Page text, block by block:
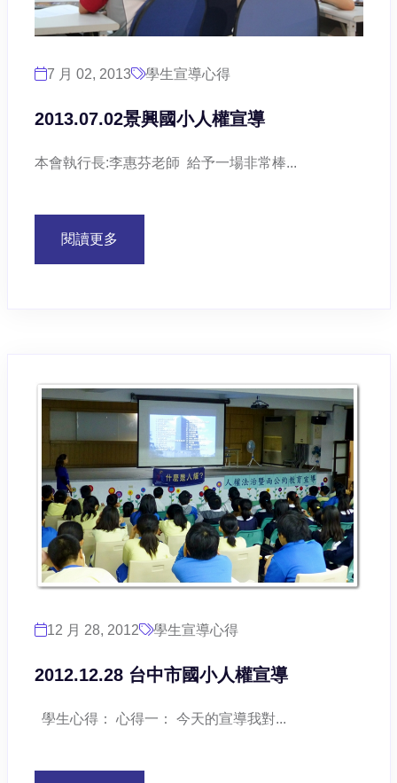
7 月 02, 2013 學生宣導心得
2013.07.02景興國小人權宣導
本會執行長:李惠芬老師 給予一場非常棒...
閱讀更多
12 月 28, 2012 學生宣導心得
2012.12.28 台中市國小人權宣導
學生心得： 心得一： 今天的宣導我對...